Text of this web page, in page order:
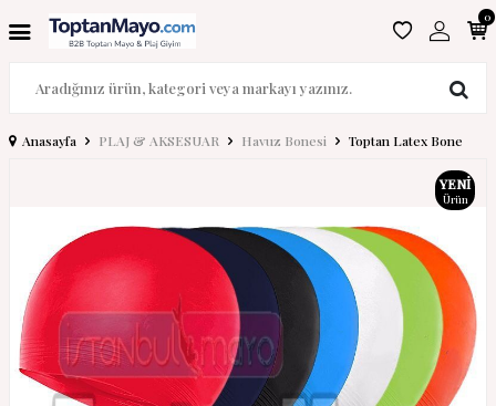
0
Anasayfa PLAJ & AKSESUAR Havuz Bonesi Toptan Latex Bone
YENI
Ürün